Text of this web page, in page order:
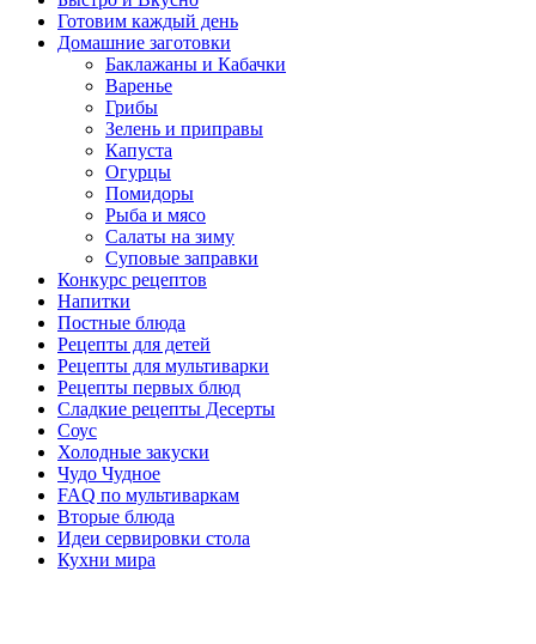
Готовим каждый день
Домашние заготовки
Баклажаны и Кабачки
Варенье
Грибы
Зелень и приправы
Капуста
Огурцы
Помидоры
Рыба и мясо
Салаты на зиму
Суповые заправки
Конкурс рецептов
Напитки
Постные блюда
Рецепты для детей
Рецепты для мультиварки
Рецепты первых блюд
Сладкие рецепты Десерты
Соус
Холодные закуски
Чудо Чудное
FAQ по мультиваркам
Вторые блюда
Идеи сервировки стола
Кухни мира